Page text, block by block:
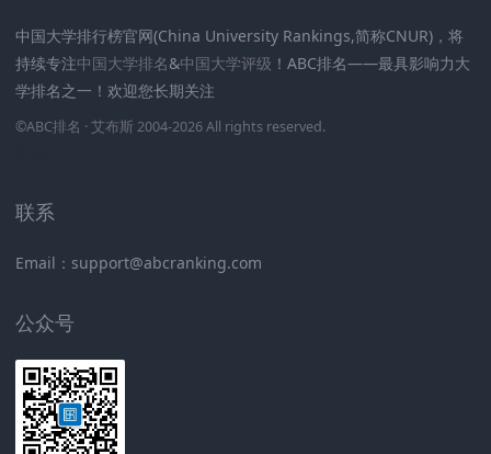
中国大学排行榜官网(China University Rankings,简称CNUR)，将
持续专注中国大学排名&中国大学评级 ！ABC排名——最具影响力大
学排名之一！欢迎您长期关注
©ABC排名 · 艾布斯 2004-2026 All rights reserved.
联系
Email：support@abcranking.com
公众号